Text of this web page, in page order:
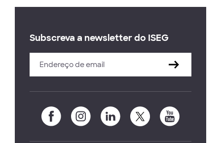
Subscreva a newsletter do ISEG